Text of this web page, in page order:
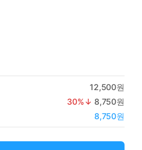
12,500원
30%↓ 8,750원
8,750원